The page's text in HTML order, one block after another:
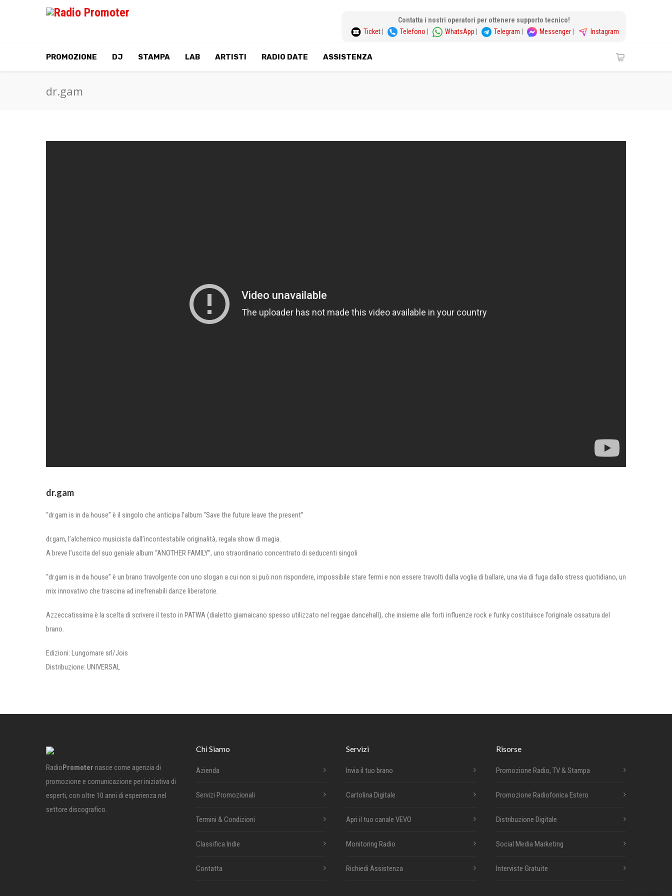
Contatta i nostri operatori per ottenere supporto tecnico!
Ticket
Telefono WhatsApp Telegram Messenger Instagram
PROMOZIONE DJ STAMPA LAB ARTISTI RADIO DATE ASSISTENZA
dr.gam
dr.gam
“dr.gam is in da house” è il singolo che anticipa l’album “Save the future leave the present”
dr.gam, l’alchemico musicista dall’incontestabile originalità, regala show di magia.
A breve l’uscita del suo geniale album “ANOTHER FAMILY”, uno straordinario concentrato di seducenti singoli
“dr.gam is in da house” è un brano travolgente con uno slogan a cui non si può non rispondere, impossibile stare fermi e non essere travolti dalla voglia di ballare, una via di fuga dallo stress quotidiano, un
mix innovativo che trascina ad irrefrenabili danze liberatorie.
Azzeccatissima è la scelta di scrivere il testo in PATWA (dialetto giamaicano spesso utilizzato nel reggae dancehall), che insieme alle forti influenze rock e funky costituisce l’originale ossatura del
brano.
Edizioni: Lungomare srl/Jois
Distribuzione: UNIVERSAL
Radio Promoter nasce come agenzia di
promozione e comunicazione per iniziativa di
esperti, con oltre 10 anni di esperienza nel
settore discografico.
Chi Siamo
Azienda
Servizi Promozionali
Termini & Condizioni
Classifica Indie
Contatta
Servizi
Invia il tuo brano
Cartolina Digitale
Apri il tuo canale VEVO
Monitoring Radio
Richiedi Assistenza
Risorse
Promozione Radio, TV & Stampa
Promozione Radiofonica Estero
Distribuzione Digitale
Social Media Marketing
Interviste Gratuite